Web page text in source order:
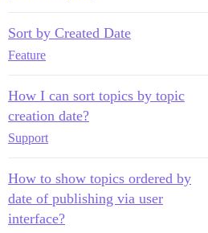
Sort by Created Date
Feature
How I can sort topics by topic
creation date?
Support
How to show topics ordered by
date of publishing via user
interface?